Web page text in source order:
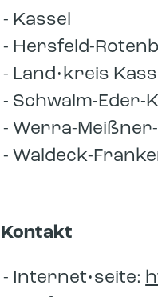
Kassel
Hersfeld-
Land•kreis
Schwalm-Eder-
Werra-
Waldeck-
Kontakt
Internet•seite: